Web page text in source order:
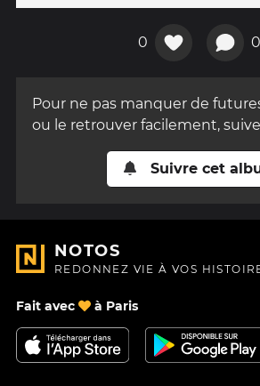
0 0
Pour ne pas manquer de
ou le retrouver facilement,
Suivre cet
NOTOS
REDONNEZ VIE À VOS
Fait avec à Paris